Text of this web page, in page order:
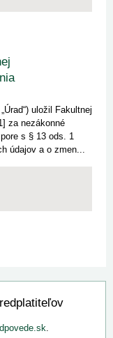
uložil Fakultnej
za nezákonné
s § 13 ods. 1
údajov a o zmen...
.